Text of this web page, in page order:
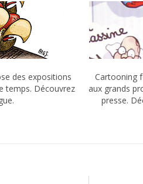
des expositions
temps. Découvrez
Cartooning
aux grands
presse.